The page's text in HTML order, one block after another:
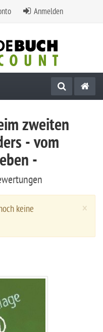
Anmelden
zweiten
- vom
-
×
keine